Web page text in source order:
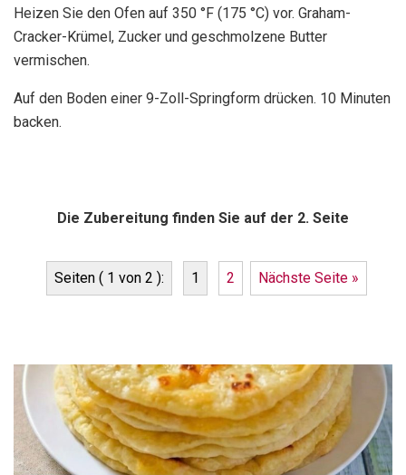
Heizen Sie den Ofen auf 350 °F (175 °C) vor. Graham-
Cracker-Krümel, Zucker und geschmolzene Butter
vermischen.
Auf den Boden einer 9-Zoll-Springform drücken. 10 Minuten
backen.
Die Zubereitung finden Sie auf der 2. Seite
Seiten ( 1 von 2 ): 1 2 Nächste Seite »